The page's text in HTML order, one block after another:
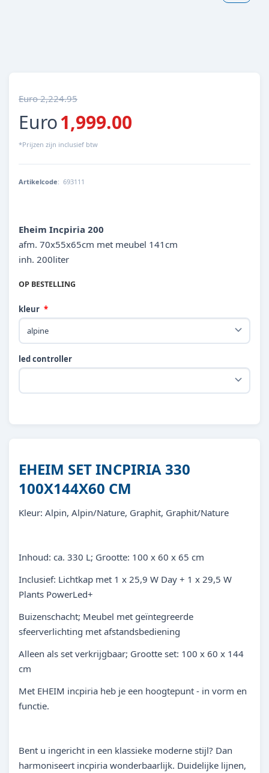
Euro 2,224.95
Euro1,999.00
*Prijzen zijn inclusief btw
Artikelcode: 693111
Eheim Incpiria 200
afm. 70x55x65cm met meubel 141cm
inh. 200liter
OP BESTELLING
kleur
led controller
EHEIM SET INCPIRIA 330
100X144X60 CM
Kleur: Alpin, Alpin/Nature, Graphit, Graphit/Nature
Inhoud: ca. 330 L; Grootte: 100 x 60 x 65 cm
Inclusief: Lichtkap met 1 x 25,9 W Day + 1 x 29,5 W
Plants PowerLed+
Buizenschacht; Meubel met geïntegreerde
sfeerverlichting met afstandsbediening
Alleen als set verkrijgbaar; Grootte set: 100 x 60 x 144
cm
Met EHEIM incpiria heb je een hoogtepunt - in vorm en
functie.
Bent u ingericht in een klassieke moderne stijl? Dan
harmoniseert incpiria wonderbaarlijk. Duidelijke lijnen,